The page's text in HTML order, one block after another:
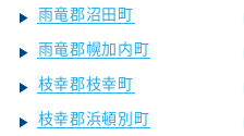
雨竜郡沼田町
雨竜郡幌加内町
枝幸郡枝幸町
枝幸郡浜頓別町